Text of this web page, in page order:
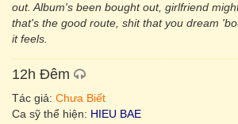
out. Album's been bought out, girlfriend
that's the good route, shit that you dream
it feels.
12h Đêm
Tác giả: Chưa Biết
Ca sỹ thể hiện: HIEU BAE